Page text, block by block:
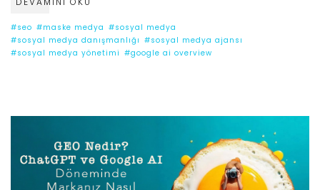
#seo #maske medya #sosyal medya
#sosyal medya danışmanlığı #sosyal medya ajansı
#sosyal medya yönetimi #google ai overview